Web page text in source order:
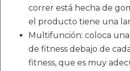
correr está hecha de
el producto tiene una
Multifunción: coloca
de fitness debajo de
fitness, que es muy